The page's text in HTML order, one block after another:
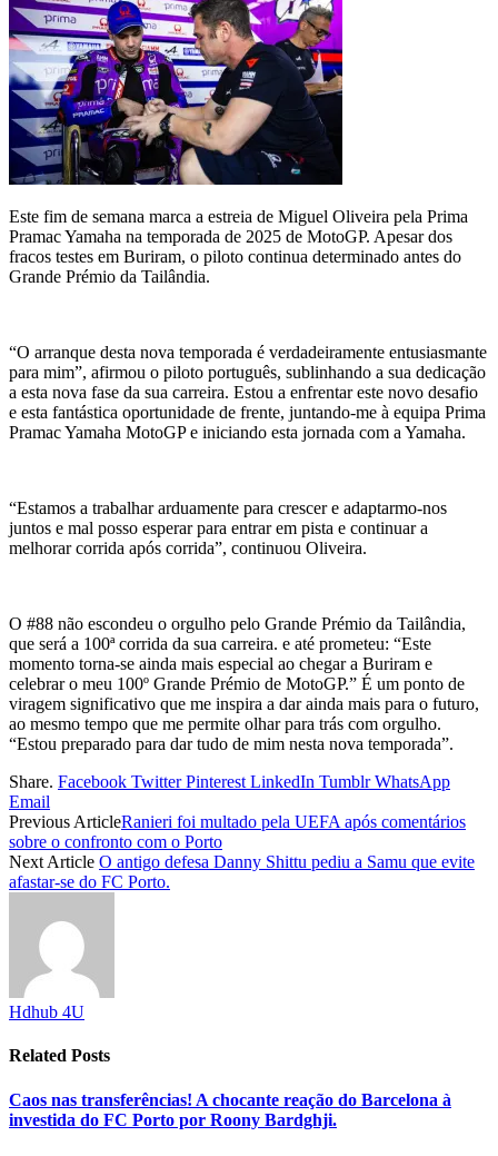
Este fim de semana marca a estreia de Miguel Oliveira pela Prima
Pramac Yamaha na temporada de 2025 de MotoGP. Apesar dos
fracos testes em Buriram, o piloto continua determinado antes do
Grande Prémio da Tailândia.
“O arranque desta nova temporada é verdadeiramente entusiasmante
para mim”, afirmou o piloto português, sublinhando a sua dedicação
a esta nova fase da sua carreira. Estou a enfrentar este novo desafio
e esta fantástica oportunidade de frente, juntando-me à equipa Prima
Pramac Yamaha MotoGP e iniciando esta jornada com a Yamaha.
“Estamos a trabalhar arduamente para crescer e adaptarmo-nos
juntos e mal posso esperar para entrar em pista e continuar a
melhorar corrida após corrida”, continuou Oliveira.
O #88 não escondeu o orgulho pelo Grande Prémio da Tailândia,
que será a 100ª corrida da sua carreira. e até prometeu: “Este
momento torna-se ainda mais especial ao chegar a Buriram e
celebrar o meu 100º Grande Prémio de MotoGP.” É um ponto de
viragem significativo que me inspira a dar ainda mais para o futuro,
ao mesmo tempo que me permite olhar para trás com orgulho.
“Estou preparado para dar tudo de mim nesta nova temporada”.
Share. Facebook Twitter Pinterest LinkedIn Tumblr WhatsApp
Email
Previous ArticleRanieri foi multado pela UEFA após comentários
sobre o confronto com o Porto
Next Article O antigo defesa Danny Shittu pediu a Samu que evite
afastar-se do FC Porto.
Hdhub 4U
Related Posts
Caos nas transferências! A chocante reação do Barcelona à
investida do FC Porto por Roony Bardghji.